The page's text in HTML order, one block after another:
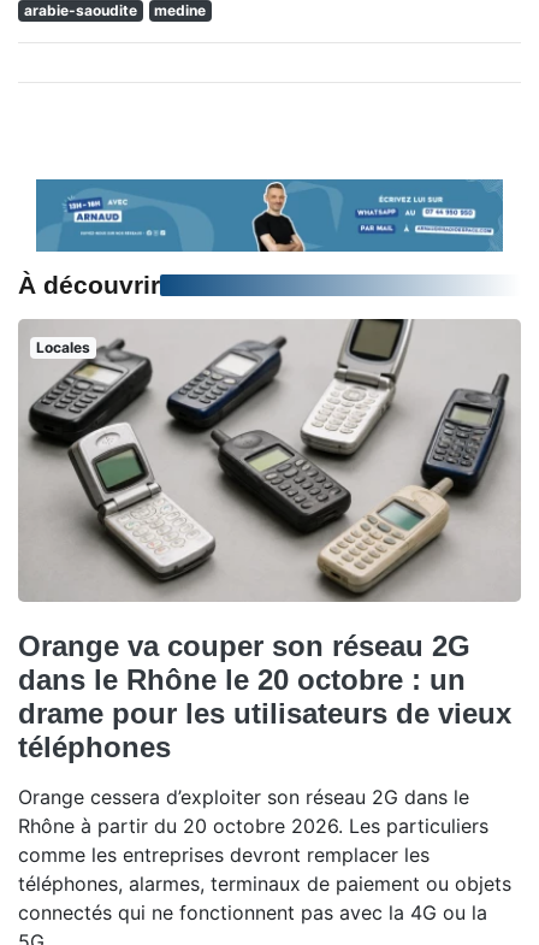
arabie-saoudite
medine
À découvrir
Locales
Orange va couper son réseau 2G
dans le Rhône le 20 octobre : un
drame pour les utilisateurs de vieux
téléphones
Orange cessera d’exploiter son réseau 2G dans le
Rhône à partir du 20 octobre 2026. Les particuliers
comme les entreprises devront remplacer les
téléphones, alarmes, terminaux de paiement ou objets
connectés qui ne fonctionnent pas avec la 4G ou la